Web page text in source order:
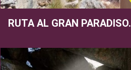
RUTA AL GRAN PARADISO.